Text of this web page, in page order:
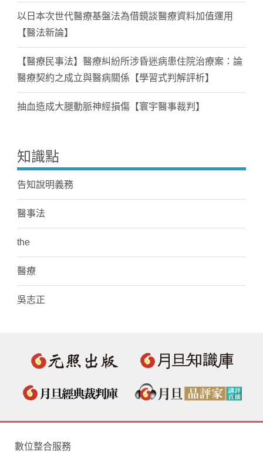
以日本次世代醫療基盤法為借鏡談醫療資料加值運用
【醫法新論】
【醫療民事法】醫療糾紛所涉昏迷病患住院治療案：論
醫療契約之成立與醫病關係【學習式判解評析】
抽血造成大腿動脈神經損傷【寰宇醫事裁判】
知識點
告知說明義務
醫事法
the
醫療
吳志正
數位整合服務